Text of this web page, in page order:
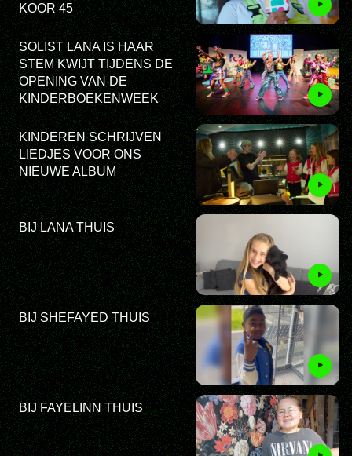
KOOR 45
SOLIST LANA IS HAAR
STEM KWIJT TIJDENS DE
OPENING VAN DE
KINDERBOEKENWEEK
KINDEREN SCHRIJVEN
LIEDJES VOOR ONS
NIEUWE ALBUM
BIJ LANA THUIS
BIJ SHEFAYED THUIS
BIJ FAYELINN THUIS